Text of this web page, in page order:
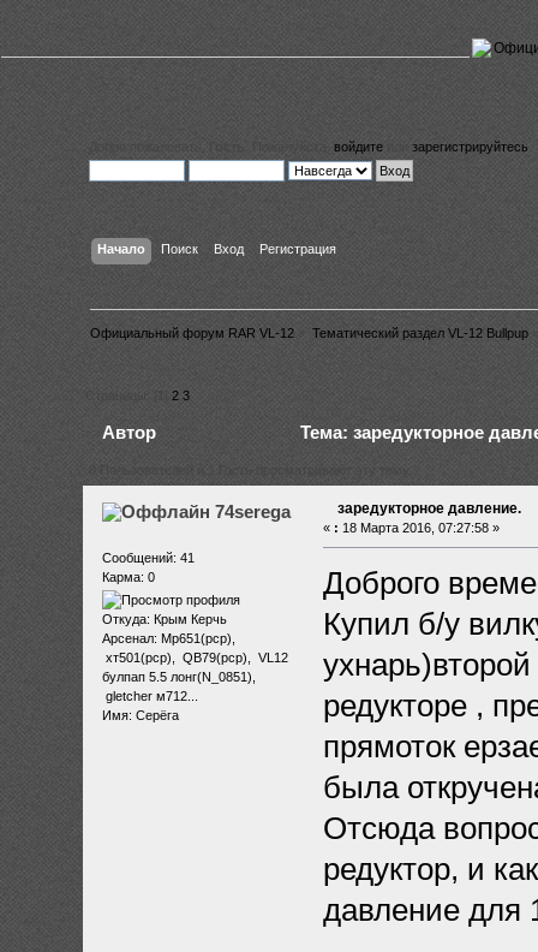
Добро пожаловать, Гость . Пожалуйста,войдите зарегистрируйтесь
Начало Поиск Вход Регистрация
Официальный форум RAR VL-12 » Тематический раздел VL-12 Bullpup»
Страницы: [ ]2 3
Автор Тема: заредукторное
0 Пользователей и 1 Гость просматривают эту тему.
74serega
Сообщений: 41
Карма: 0
Откуда: Крым Керчь
Арсенал: Мр651(рср),
хт501(рср), QB79(рср), VL12
булпап 5.5 лонг(N_0851),
gletcher м712...
Имя: Серёга
заредукторное давление.
« : 18 Марта 2016, 07:27:58 »
Доброго
Купил б/у
редукторе ,
прямоток
была
Отсюда
редуктор, и
давление для